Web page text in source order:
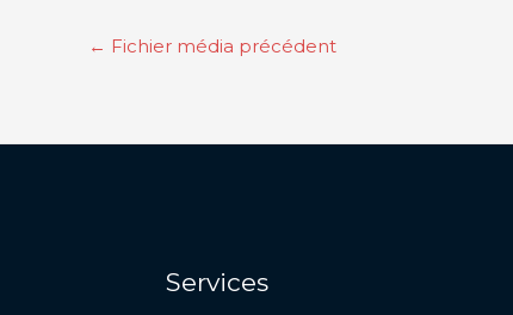
← Fichier média précédent
Services